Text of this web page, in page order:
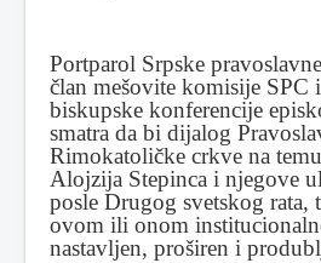
Portparol Srpske
član mešovite komisije SPC
biskupske konferencije
smatra da bi dijalog
Rimokatoličke crkve na
Alojzija Stepinca i njegove
posle Drugog svetskog rata,
ovom ili onom
nastavljen, proširen i